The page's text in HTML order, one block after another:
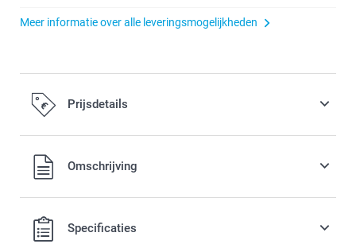
Meer informatie over alle leveringsmogelijkheden
Prijsdetails
Alle prijzen zijn inclusief BTW
Omschrijving
Specificaties